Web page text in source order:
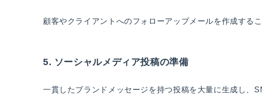
顧客やクライアントへのフォローアップメールを作成するこ
5. ソーシャルメディア投稿の準備
一貫したブランドメッセージを持つ投稿を大量に生成し、